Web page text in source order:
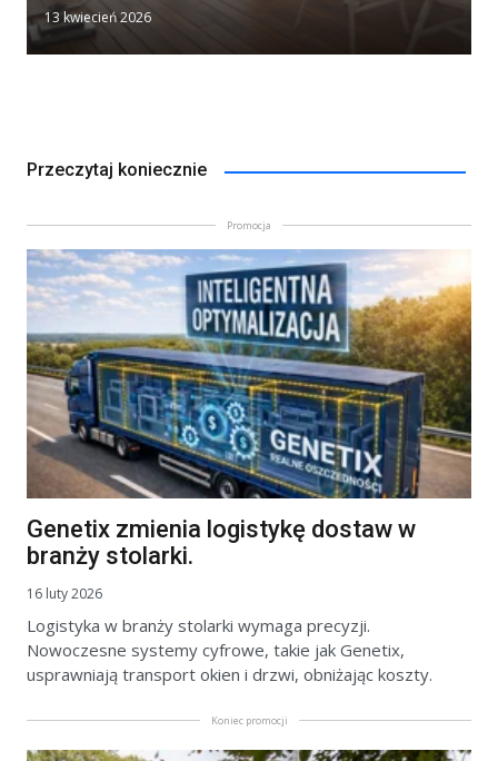
13 kwiecień 2026
Przeczytaj koniecznie
Promocja
Genetix zmienia logistykę dostaw w
branży stolarki.
16 luty 2026
Logistyka w branży stolarki wymaga precyzji.
Nowoczesne systemy cyfrowe, takie jak Genetix,
usprawniają transport okien i drzwi, obniżając koszty.
Koniec promocji